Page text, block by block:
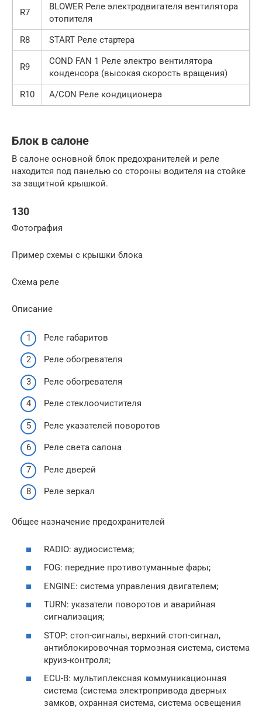
R7
BLOWER Реле электродвигателя вентилятора
отопителя
R8
START Реле стартера
R9
COND FAN 1 Реле электро вентилятора
конденсора (высокая скорость вращения)
R10
A/CON Реле кондиционера
Блок в салоне
В салоне основной блок предохранителей и реле
находится под панелью со стороны водителя на стойке
за защитной крышкой.
130
Фотография
Пример схемы с крышки блока
Схема реле
Описание
Реле габаритов
Реле обогревателя
Реле обогревателя
Реле стеклоочистителя
Реле указателей поворотов
Реле света салона
Реле дверей
Реле зеркал
Общее назначение предохранителей
RADIO: аудиосистема;
FOG: передние противотуманные фары;
ENGINE: система управления двигателем;
TURN: указатели поворотов и аварийная
сигнализация;
STOP: стоп-сигналы, верхний стоп-сигнал,
антиблокировочная тормозная система, система
круиз-контроля;
ECU-B: мультиплексная коммуникационная
система (система электропривода дверных
замков, охранная система, система освещения